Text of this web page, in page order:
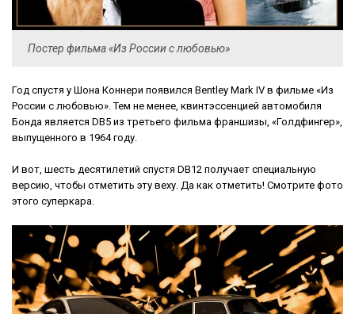
Постер фильма «Из России с любовью»
Год спустя у Шона Коннери появился Bentley Mark IV в фильме «Из
России с любовью». Тем не менее, квинтэссенцией автомобиля
Бонда является DB5 из третьего фильма франшизы, «Голдфингер»,
выпущенного в 1964 году.
И вот, шесть десятилетий спустя DB12 получает специальную
версию, чтобы отметить эту веху. Да как отметить! Смотрите фото
этого суперкара.